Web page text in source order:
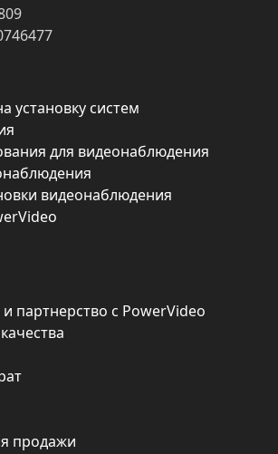
установку систем
для видеонаблюдения
видеонаблюдения
партнерство с PowerVideo
продажи